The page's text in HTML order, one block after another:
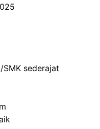
SMK sederajat